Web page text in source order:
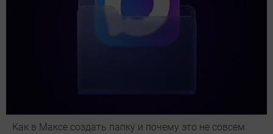
Как в Максе создать папку и почему это не совсем